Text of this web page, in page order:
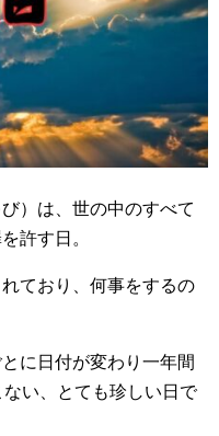
）は、世の中のすべて
許す日。
ており、何事をするの
に日付が変わり一年間
い、とても珍しい日で